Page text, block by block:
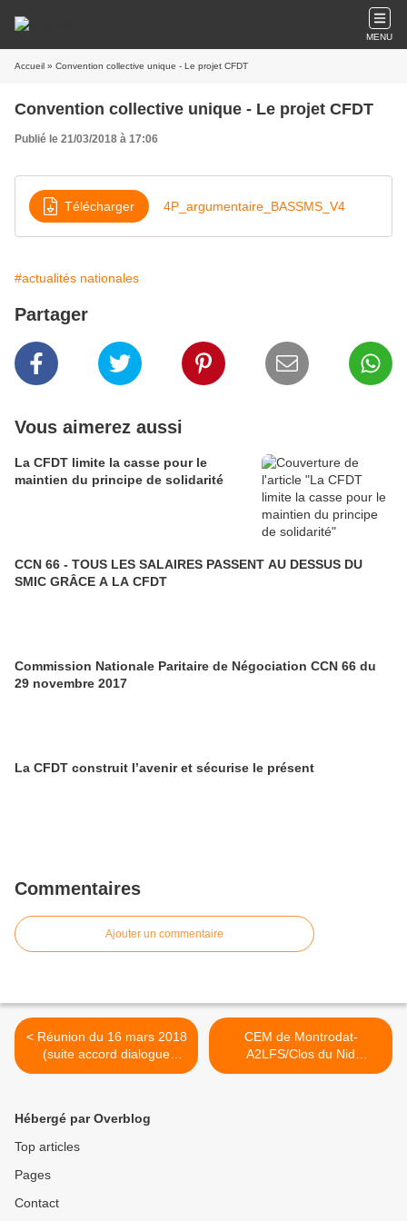
MENU
Accueil » Convention collective unique - Le projet CFDT
Convention collective unique - Le projet CFDT
Publié le 21/03/2018 à 17:06
Télécharger 4P_argumentaire_BASSMS_V4
#actualités nationales
Partager
Vous aimerez aussi
La CFDT limite la casse pour le
maintien du principe de solidarité
CCN 66 - TOUS LES SALAIRES PASSENT AU DESSUS DU
SMIC GRÂCE A LA CFDT
Commission Nationale Paritaire de Négociation CCN 66 du
29 novembre 2017
La CFDT construit l’avenir et sécurise le présent
Commentaires
Ajouter un commentaire
< Réunion du 16 mars 2018
(suite accord dialogue
social - élections)
CEM de Montrodat-
A2LFS/Clos du Nid
suite.....!!!!!!! >
Hébergé par Overblog
Top articles
Pages
Contact